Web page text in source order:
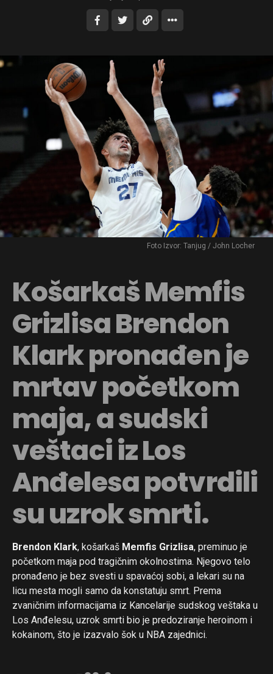
Foto Izvor: Tanjug / John Locher
Košarkaš Memfis
Grizlisa Brendon
Klark pronađen je
mrtav početkom
maja, a sudski
veštaci iz Los
Anđelesa potvrdili
su uzrok smrti.
Brendon Klark, košarkaš Memfis Grizlisa, preminuo je
početkom maja pod tragičnim okolnostima. Njegovo telo
pronađeno je bez svesti u spavaćoj sobi, a lekari su na
licu mesta mogli samo da konstatuju smrt. Prema
zvaničnim informacijama iz Kancelarije sudskog veštaka u
Los Anđelesu, uzrok smrti bio je predoziranje heroinom i
kokainom, što je izazvalo šok u NBA zajednici.